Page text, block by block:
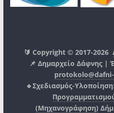
🔰 Copyright © 2017-2026
📌 Δημαρχείο Δάφνης |
🔹Σχεδιασμός-Υλοποίηση:
(Μηχανογράφηση)